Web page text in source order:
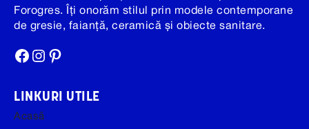
Forogres. Îți onorăm stilul prin modele contemporane
de gresie, faianță, ceramică și obiecte sanitare.
Facebook
Instagram
Pinterest
LINKURI UTILE
Acasă